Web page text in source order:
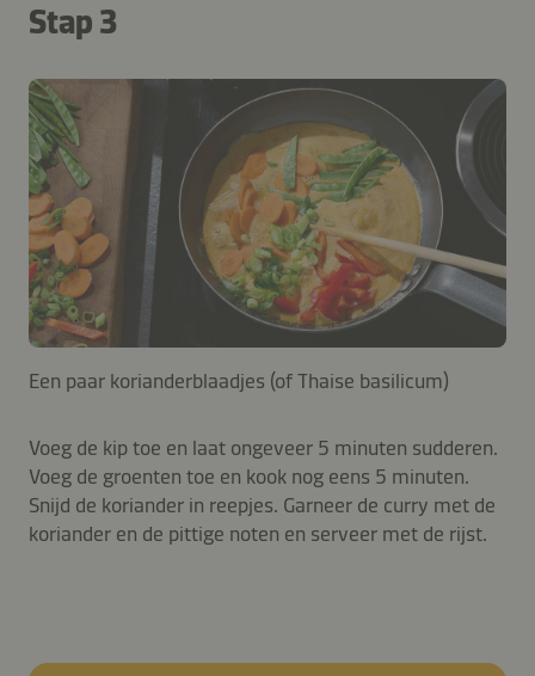
Stap 3
Een paar korianderblaadjes (of Thaise basilicum)
Voeg de kip toe en laat ongeveer 5 minuten sudderen.
Voeg de groenten toe en kook nog eens 5 minuten.
Snijd de koriander in reepjes. Garneer de curry met de
koriander en de pittige noten en serveer met de rijst.